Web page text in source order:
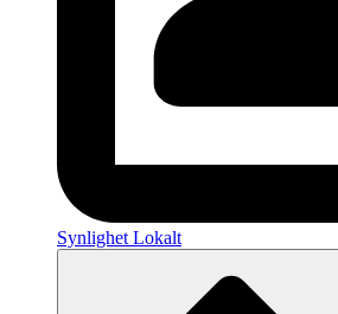
Synlighet Lokalt